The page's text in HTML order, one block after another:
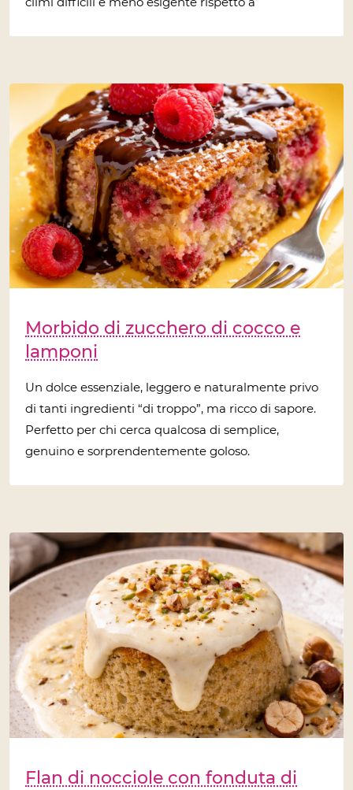
Morbido di zucchero di cocco e
lamponi
Un dolce essenziale, leggero e naturalmente privo
di tanti ingredienti “di troppo”, ma ricco di sapore.
Perfetto per chi cerca qualcosa di semplice,
genuino e sorprendentemente goloso.
Flan di nocciole con fonduta di